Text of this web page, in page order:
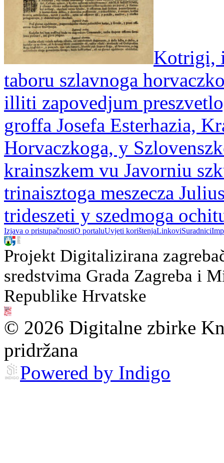
Kotrigi,
taboru szlavnoga
illiti zapovedjum
groffa Josefa Esterhazia,
Horvaczkoga, y
krainszkem vu Javorniu
trinaisztoga meszecza
trideszeti y szedmoga
Izjava o pristupačnostiO portaluUvjeti korištenjaLinkoviSuradnici
Projekt Digitalizirana
sredstvima Grada Zagreba i
Republike Hrvatske
© 2026 Digitalne zbirke
pridržana
Powered by Indigo